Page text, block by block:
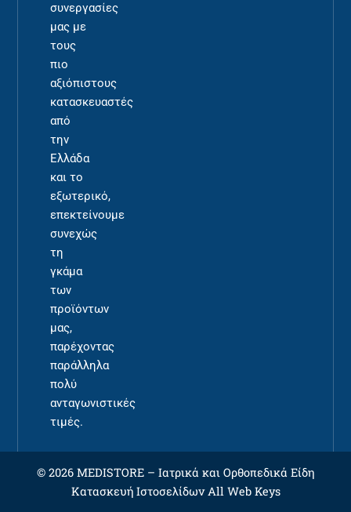
συνεργασίες
μας με
τους
πιο
αξιόπιστους
κατασκευαστές
από
την
Ελλάδα
και το
εξωτερικό,
επεκτείνουμε
συνεχώς
τη
γκάμα
των
προϊόντων
μας,
παρέχοντας
παράλληλα
πολύ
ανταγωνιστικές
τιμές.
© 2026 MEDISTORE – Ιατρικά και Ορθοπεδικά Είδη
Κατασκευή ΙστοσελίδωνAll Web Keys